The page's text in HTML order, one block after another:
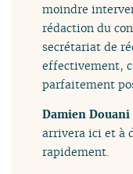
moindre
rédaction du
secrétariat de
effectivement,
parfaitement
Damien
arrivera ici et à
rapidement.